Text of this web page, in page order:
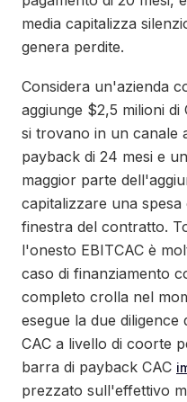
media capitalizza
genera perdite.
Considera un'azienda
aggiunge $2,5 milioni di
si trovano in un canale
payback di 24 mesi e
maggior parte
capitalizzare una
finestra del contratto.
l'onesto EBITCAC è
caso di finanziamento
completo crolla nel
esegue la due
CAC a livello di coorte
barra di payback CAC
prezzato sull'effettivo